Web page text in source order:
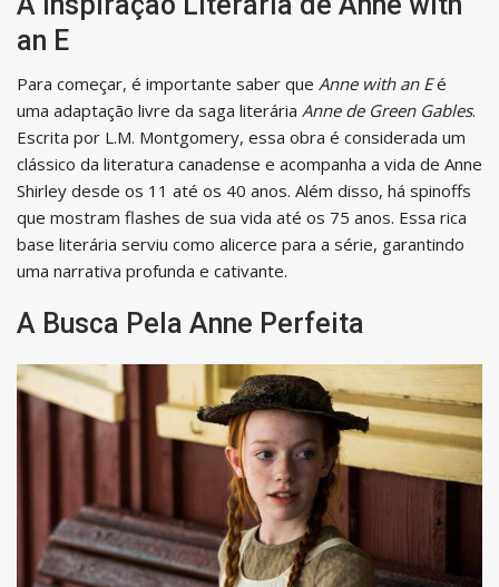
an E
Para começar, é importante saber que Anne with an Eé
uma adaptação livre da saga literária Anne de Green Gables.
Escrita por L.M. Montgomery, essa obra é considerada um
clássico da literatura canadense e acompanha a vida de Anne
Shirley desde os 11 até os 40 anos. Além disso, há spinoffs
que mostram flashes de sua vida até os 75 anos. Essa rica
base literária serviu como alicerce para a série, garantindo
uma narrativa profunda e cativante.
A Busca Pela Anne Perfeita